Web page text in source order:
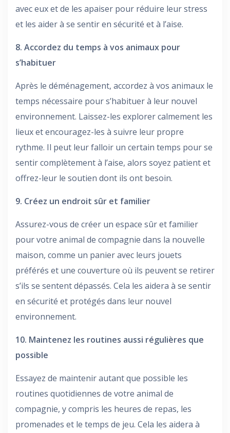
avec eux et de les apaiser pour réduire leur stress
et les aider à se sentir en sécurité et à l’aise.
8. Accordez du temps à vos animaux pour
s’habituer
Après le déménagement, accordez à vos animaux le
temps nécessaire pour s’habituer à leur nouvel
environnement. Laissez-les explorer calmement les
lieux et encouragez-les à suivre leur propre
rythme. Il peut leur falloir un certain temps pour se
sentir complètement à l’aise, alors soyez patient et
offrez-leur le soutien dont ils ont besoin.
9. Créez un endroit sûr et familier
Assurez-vous de créer un espace sûr et familier
pour votre animal de compagnie dans la nouvelle
maison, comme un panier avec leurs jouets
préférés et une couverture où ils peuvent se retirer
s’ils se sentent dépassés. Cela les aidera à se sentir
en sécurité et protégés dans leur nouvel
environnement.
10. Maintenez les routines aussi régulières que
possible
Essayez de maintenir autant que possible les
routines quotidiennes de votre animal de
compagnie, y compris les heures de repas, les
promenades et le temps de jeu. Cela les aidera à